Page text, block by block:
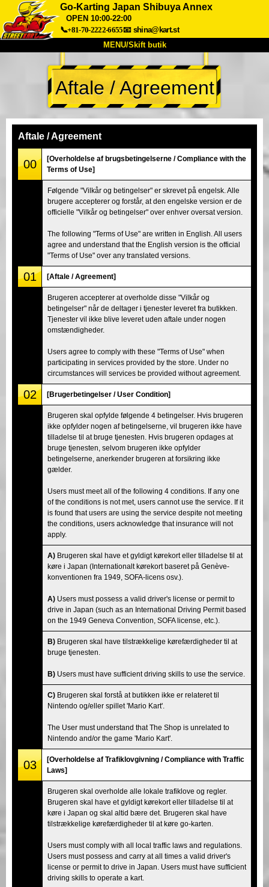
Go-Karting Japan Shibuya Annex
OPEN 10:00-22:00
📞+81-70-2222-6655📧 shina@kart.st
MENU/Skift butik
Om Specifikationer Pris
Adgang Stemme
Tokyo Shinagawa Tokyo Akihabara#1
Tokyo Akihabara#2 Tokyo Shibuya
Tokyo Shibuya Annex Tokyo Bay
Okinawa
Aftale / Agreement
Aftale / Agreement
00
[Overholdelse af brugsbetingelserne / Compliance with the
Terms of Use]
Følgende "Vilkår og betingelser" er skrevet på engelsk. Alle
brugere accepterer og forstår, at den engelske version er de
officielle "Vilkår og betingelser" over enhver oversat version.
The following "Terms of Use" are written in English. All users
agree and understand that the English version is the official
"Terms of Use" over any translated versions.
01 [Aftale / Agreement]
Brugeren accepterer at overholde disse "Vilkår og
betingelser" når de deltager i tjenester leveret fra butikken.
Tjenester vil ikke blive leveret uden aftale under nogen
omstændigheder.
Users agree to comply with these "Terms of Use" when
participating in services provided by the store. Under no
circumstances will services be provided without agreement.
02 [Brugerbetingelser / User Condition]
Brugeren skal opfylde følgende 4 betingelser. Hvis brugeren
ikke opfylder nogen af betingelserne, vil brugeren ikke have
tilladelse til at bruge tjenesten. Hvis brugeren opdages at
bruge tjenesten, selvom brugeren ikke opfylder
betingelserne, anerkender brugeren at forsikring ikke
gælder.
Users must meet all of the following 4 conditions. If any one
of the conditions is not met, users cannot use the service. If it
is found that users are using the service despite not meeting
the conditions, users acknowledge that insurance will not
apply.
A) Brugeren skal have et gyldigt kørekort eller tilladelse til at
køre i Japan (Internationalt kørekort baseret på Genève-
konventionen fra 1949, SOFA-licens osv.).
A) Users must possess a valid driver's license or permit to
drive in Japan (such as an International Driving Permit based
on the 1949 Geneva Convention, SOFA license, etc.).
B) Brugeren skal have tilstrækkelige kørefærdigheder til at
bruge tjenesten.
B) Users must have sufficient driving skills to use the service.
C) Brugeren skal forstå at butikken ikke er relateret til
Nintendo og/eller spillet 'Mario Kart'.
The User must understand that The Shop is unrelated to
Nintendo and/or the game 'Mario Kart'.
03
[Overholdelse af Trafiklovgivning / Compliance with Traffic
Laws]
Brugeren skal overholde alle lokale trafiklove og regler.
Brugeren skal have et gyldigt kørekort eller tilladelse til at
køre i Japan og skal altid bære det. Brugeren skal have
tilstrækkelige kørefærdigheder til at køre go-karten.
Users must comply with all local traffic laws and regulations.
Users must possess and carry at all times a valid driver's
license or permit to drive in Japan. Users must have sufficient
driving skills to operate a kart.